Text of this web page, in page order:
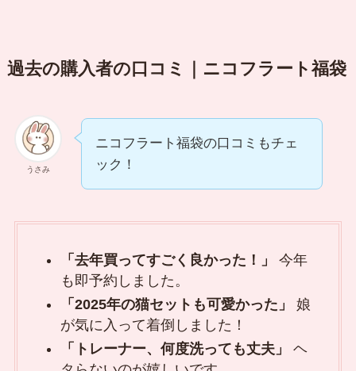
過去の購入者の口コミ｜ニコフラート福袋
うさみ
ニコフラート福袋の口コミもチェ
ック！
「去年買ってすごく良かった！」
今年
も即予約しました。
「2025年の猫セットも可愛かった」
娘
が気に入って着倒しました！
「トレーナー、何度洗っても丈夫」
ヘ